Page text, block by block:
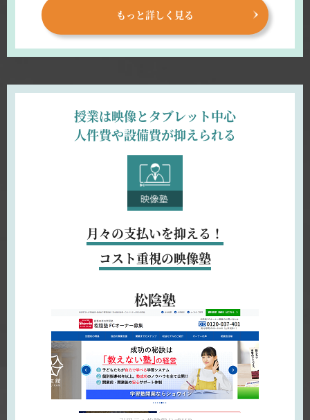
もっと詳しく見る
授業は映像とタブレット中心
人件費や設備費が抑えられる
月々の支払いを抑える！
コスト重視の映像塾
松陰塾